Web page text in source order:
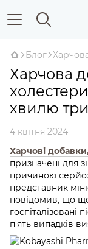
Блог
Харчова
хвилю
4 квітня 2024
Харчові
призначені для
причиною
представник
повідомив, що
п'ять випадків